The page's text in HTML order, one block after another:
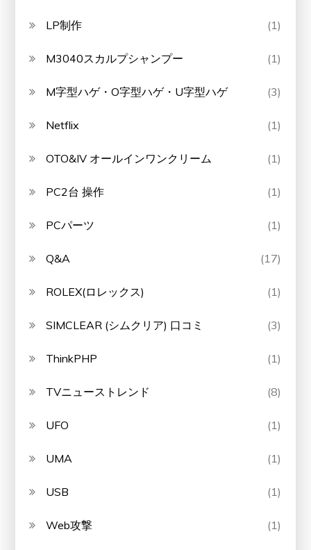
LP制作 (1)
M3040スカルプシャンプー (1)
M字型ハゲ・O字型ハゲ・U字型ハゲ (3)
Netflix (1)
OTO&IV オールインワンクリーム (1)
PC2台 操作 (1)
PCパーツ (1)
Q&A (17)
ROLEX(ロレックス) (1)
SIMCLEAR (シムクリア) 口コミ (3)
ThinkPHP (1)
TVニューストレンド (8)
UFO (1)
UMA (1)
USB (1)
Web攻撃 (1)